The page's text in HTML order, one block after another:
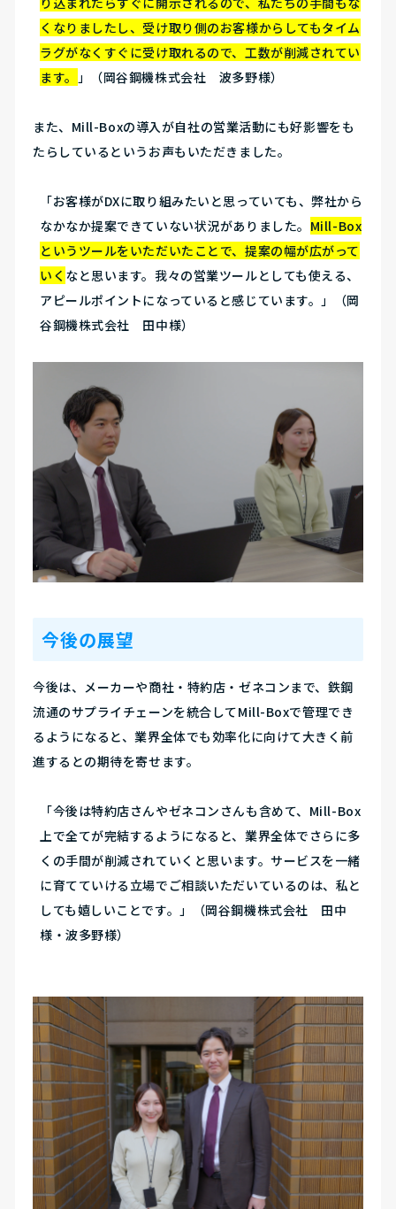
くなりましたし、受け取り側のお客様からしてもタイム
ラグがなくすぐに受け取れるので、工数が削減されてい
ます。
」（岡谷鋼機株式会社 波多野様）
また、Mill-Boxの導入が自社の営業活動にも好影響をも
たらしているというお声もいただきました。
「お客様がDXに取り組みたいと思っていても、弊社から
なかなか提案できていない状況がありました。 Mill-Box
というツールをいただいたことで、提案の幅が広がって
いく なと思います。我々の営業ツールとしても使える、
アピールポイントになっていると感じています。」（岡
谷鋼機株式会社 田中様）
今後の展望
今後は、メーカーや商社・特約店・ゼネコンまで、鉄鋼
流通のサプライチェーンを統合してMill-Boxで管理でき
るようになると、業界全体でも効率化に向けて大きく前
進するとの期待を寄せます。
「今後は特約店さんやゼネコンさんも含めて、Mill-Box
上で全てが完結するようになると、業界全体でさらに多
くの手間が削減されていくと思います。サービスを一緒
に育てていける立場でご相談いただいているのは、私と
しても嬉しいことです。」（岡谷鋼機株式会社 田中
様・波多野様）